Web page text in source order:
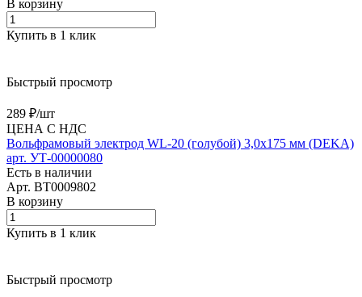
В корзину
Купить в 1 клик
Быстрый просмотр
289 ₽/шт
ЦЕНА С НДС
Вольфрамовый электрод WL-20 (голубой) 3,0х175 мм (DEKA)
арт. УТ-00000080
Есть в наличии
Арт. BT0009802
В корзину
Купить в 1 клик
Быстрый просмотр